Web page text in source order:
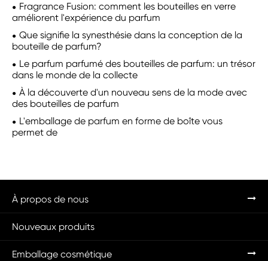
Fragrance Fusion: comment les bouteilles en verre
améliorent l'expérience du parfum
Que signifie la synesthésie dans la conception de la
bouteille de parfum?
Le parfum parfumé des bouteilles de parfum: un trésor
dans le monde de la collecte
À la découverte d'un nouveau sens de la mode avec
des bouteilles de parfum
L'emballage de parfum en forme de boîte vous
permet de
À propos de nous
Nouveaux produits
Emballage cosmétique